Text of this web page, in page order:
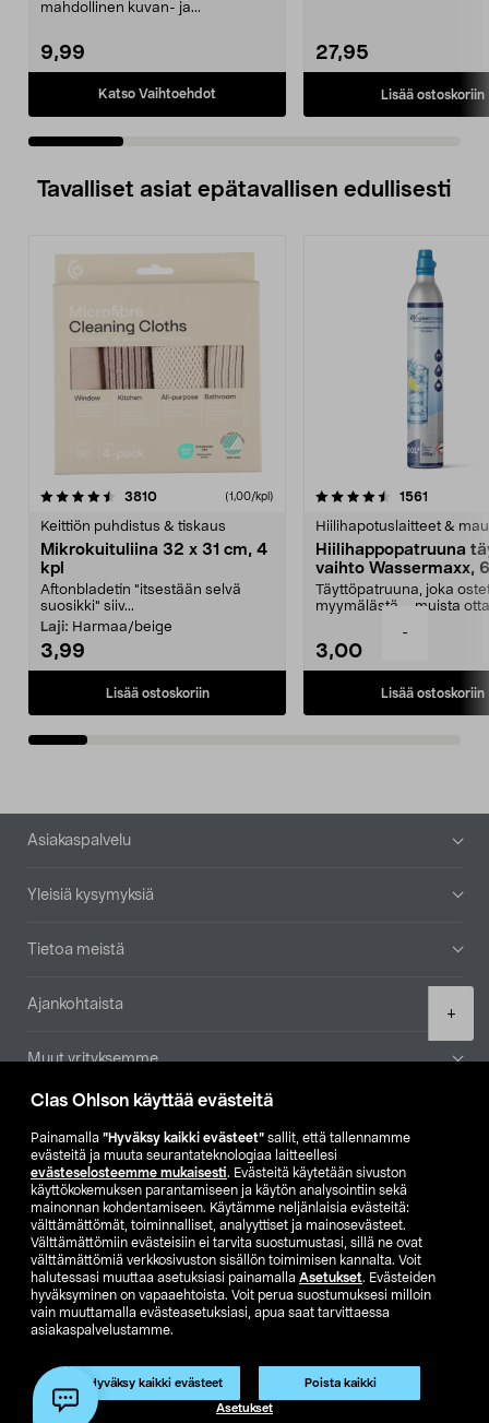
Clas Ohlson käyttää evästeitä
Painamalla ”Hyväksy kaikki evästeet” sallit, että tallennamme
evästeitä ja muuta seurantateknologiaa laitteellesi
evästeselosteemme mukaisesti. Evästeitä käytetään sivuston
käyttökokemuksen parantamiseen ja käytön analysointiin sekä
mainonnan kohdentamiseen. Käytämme neljänlaisia evästeitä:
välttämättömät, toiminnalliset, analyyttiset ja mainosevästeet.
Välttämättömiin evästeisiin ei tarvita suostumustasi, sillä ne ovat
välttämättömiä verkkosivuston sisällön toimimisen kannalta. Voit
halutessasi muuttaa asetuksiasi painamalla Asetukset. Evästeiden
hyväksyminen on vapaaehtoista. Voit perua suostumuksesi milloin
vain muuttamalla evästeasetuksiasi, apua saat tarvittaessa
asiakaspalvelustamme.
Hyväksy kaikki evästeet Poista kaikki
Asetukset
-
+
mahdollinen kuvan- ja...
9,99
Katso Vaihtoehdot
27,95
Lisää ostoskoriin
Tavalliset asiat epätavallisen edullisesti
3810arvostelut (1,00/kpl)
Keittiön puhdistus & tiskaus
Mikrokuituliina 32 x 31 cm, 4
kpl
Aftonbladetin "itsestään selvä
suosikki" siiv...
Laji: Harmaa/beige
3,99
Lisää ostoskoriin
4.5viidestä
1561
Hiilihapotuslaitteet &
Hiilihappopatruuna
vaihto Wassermaxx,
Täyttöpatruuna, joka
myymälästä – muista
3,00
Lisää ostoskoriin
4.5viidestä
Alatunniste
Asiakaspalvelu
Yleisiä kysymyksiä
Tietoa meistä
Ajankohtaista
Muut yrityksemme
Etsi myymälä
SE NO FI
FI SV
Näytä hinnat ilman ALV:a